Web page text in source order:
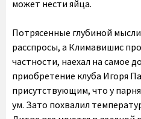
может нести яйца.
Потрясенные глубиной
расспросы, а Климавишис
частности, наехал на самое
приобретение клуба Игоря
присутствующим, что у
ум. Зато похвалил